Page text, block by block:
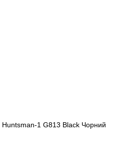
Huntsman-1 G813 Black Чорний